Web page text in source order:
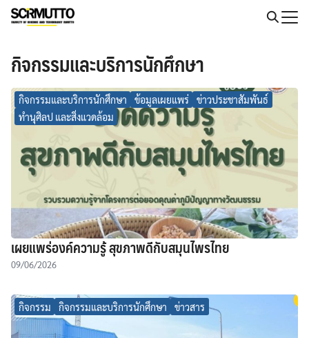
Skip
for:
กิจกรรมและบริการนักศึกษา
กิจกรรมและบริการนักศึกษา ข้อมูลเผยแพร่
ข่าวประชาสัมพันธ์
ทำนุศิลป และสิ่งแวดล้อม
เผยแพร่องค์ความรู้ สุขภาพดีกับสมุนไพรไทย
09/06/2026
กิจกรรม กิจกรรมและบริการนักศึกษา ข่าวสาร